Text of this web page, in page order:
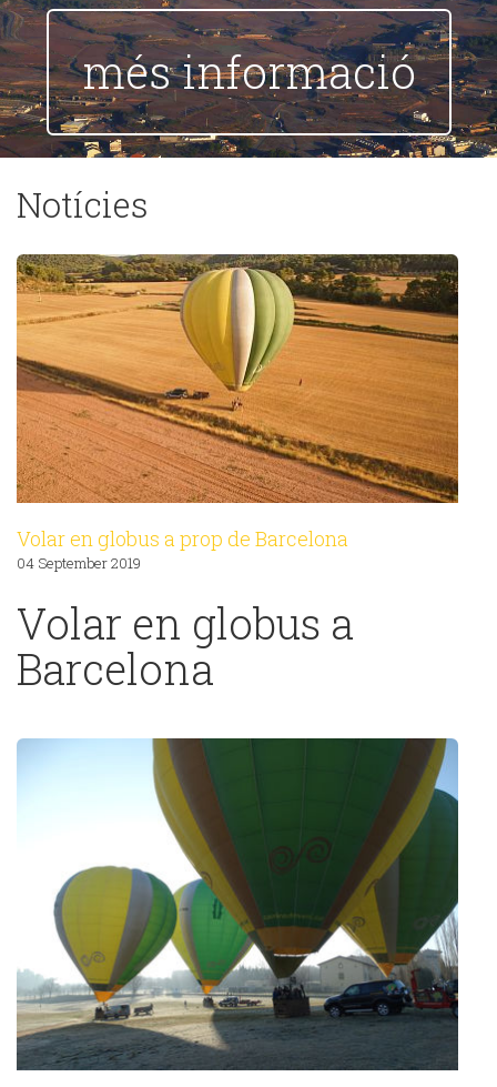
més informació
Notícies
Volar en globus a prop de Barcelona
04 September 2019
Volar en globus a
Barcelona